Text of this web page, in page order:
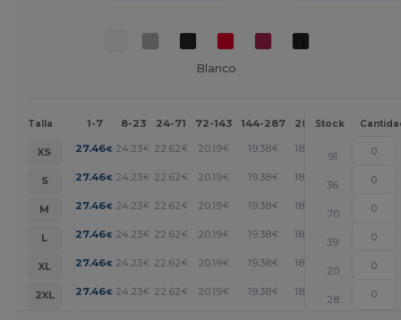
Blanco
Talla 1-7 8-23 24-71 72-143 144-287 288 + Más
Stock
XS 27.46€ 24.23€ 22.62€ 20.19€ 19.38€ 18.58
91
S
27.46€ 24.23€ 22.62€ 20.19€ 19.38€ 18.58
36
M
27.46€ 24.23€ 22.62€ 20.19€ 19.38€ 18.58
70
L
27.46€ 24.23€ 22.62€ 20.19€ 19.38€ 18.58
39
XL
27.46€ 24.23€ 22.62€ 20.19€ 19.38€ 18.58
20
2XL
27.46€ 24.23€ 22.62€ 20.19€ 19.38€ 18.58
28